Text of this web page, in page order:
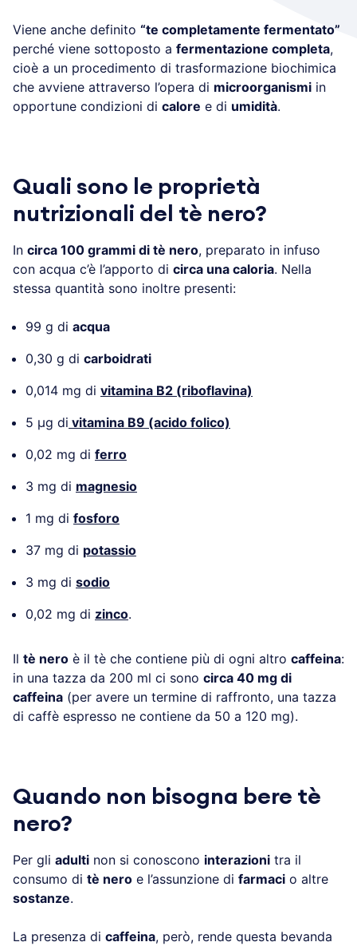
Viene anche definito “te completamente fermentato”
perché viene sottoposto a fermentazione completa,
cioè a un procedimento di trasformazione biochimica
che avviene attraverso l’opera di microorganismi in
opportune condizioni di calore e di umidità.
Quali sono le proprietà
nutrizionali del tè nero?
In circa 100 grammi di tè nero, preparato in infuso
con acqua c’è l’apporto di circa una caloria. Nella
stessa quantità sono inoltre presenti:
99 g di acqua
0,30 g di carboidrati
0,014 mg di vitamina B2 (riboflavina)
5 µg di vitamina B9 (acido folico)
0,02 mg di ferro
3 mg di magnesio
1 mg di fosforo
37 mg di potassio
3 mg di sodio
0,02 mg di zinco.
Il tè nero è il tè che contiene più di ogni altro caffeina:
in una tazza da 200 ml ci sono circa 40 mg di
caffeina (per avere un termine di raffronto, una tazza
di caffè espresso ne contiene da 50 a 120 mg).
Quando non bisogna bere tè
nero?
Per gli adulti non si conoscono interazioni tra il
consumo di tè nero e l’assunzione di farmaci o altre
sostanze.
La presenza di caffeina, però, rende questa bevanda